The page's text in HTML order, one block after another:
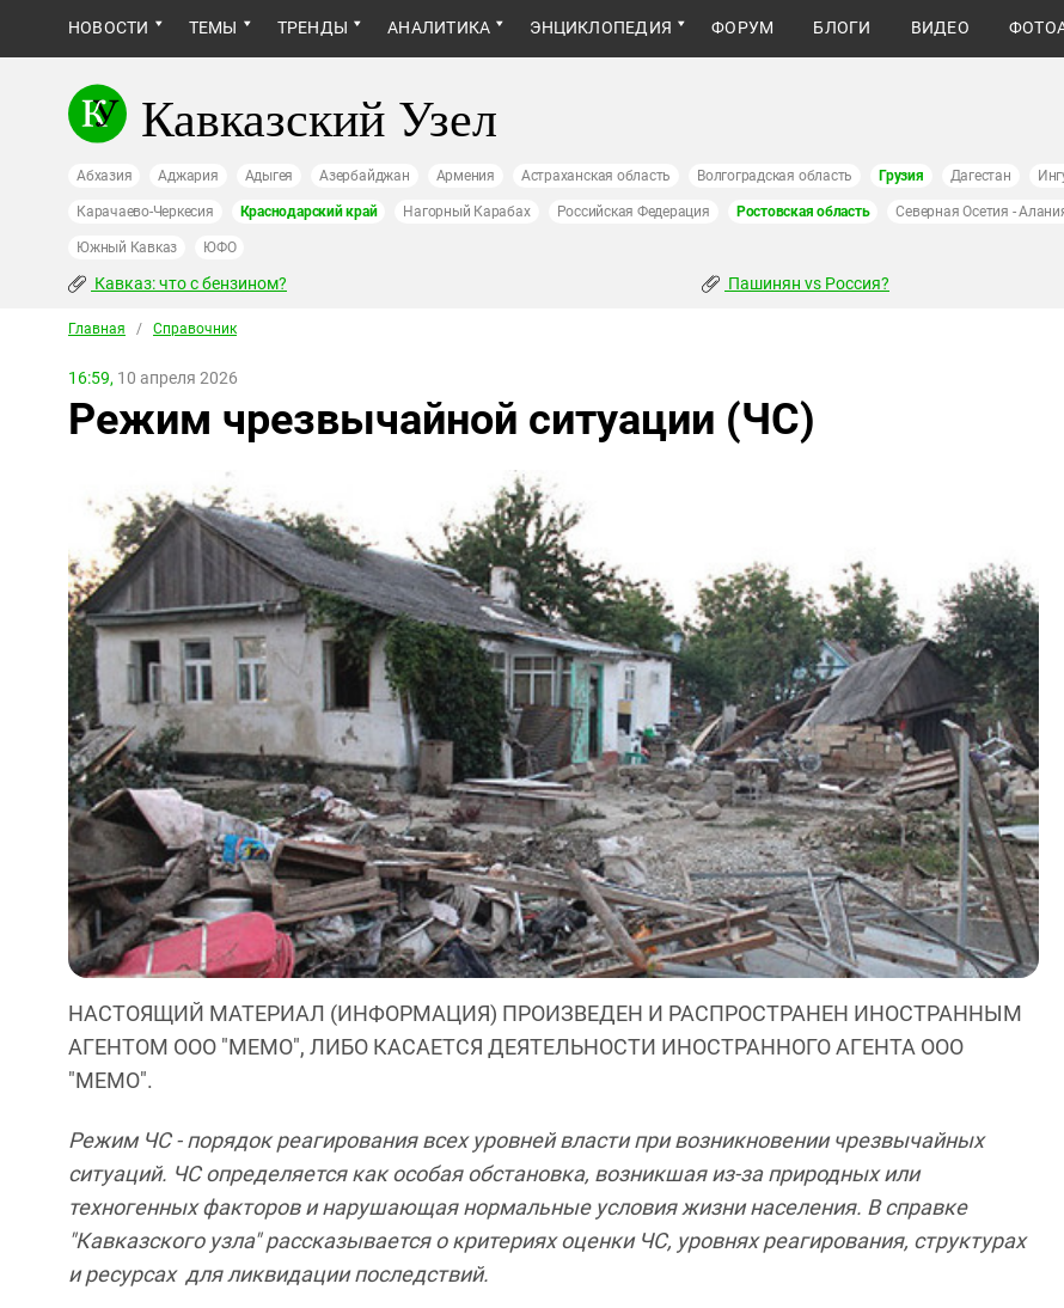
НОВОСТИ ТЕМЫ ТРЕНДЫ АНАЛИТИКА ЭНЦИКЛОПЕДИЯ ФОРУМ БЛОГИ ВИДЕО
Кавказский Узел
Абхазия Аджария Адыгея Азербайджан Армения Астраханская область Волгоградская область Грузия Дагестан
Карачаево-Черкесия Краснодарский край Нагорный Карабах Российская Федерация Ростовская область Северная Осетия -
Южный Кавказ ЮФО
Кавказ: что с бензином? Пашинян vs Россия?
Главная / Справочник
16:59, 10 апреля 2026
Режим чрезвычайной ситуации (ЧС)
НАСТОЯЩИЙ МАТЕРИАЛ (ИНФОРМАЦИЯ) ПРОИЗВЕДЕН И РАСПРОСТРАНЕН ИНОСТРАННЫМ
АГЕНТОМ ООО "МЕМО", ЛИБО КАСАЕТСЯ ДЕЯТЕЛЬНОСТИ ИНОСТРАННОГО АГЕНТА ООО
"МЕМО".
Режим ЧС - порядок реагирования всех уровней власти при возникновении чрезвычайных
ситуаций. ЧС определяется как особая обстановка, возникшая из-за природных или
техногенных факторов и нарушающая нормальные условия жизни населения. В справке
"Кавказского узла" рассказывается о критериях оценки ЧС, уровнях реагирования, структурах
и ресурсах для ликвидации последствий.